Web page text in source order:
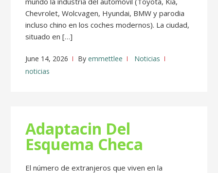
Chevrolet, Wolcvagen, Hyundai, BMW y parodia
incluso chino en los coches modernos). La ciudad,
situado en […]
June 14, 2026 Byemmettlee
Noticias
noticias
Adaptacin Del
Esquema Checa
El número de extranjeros que viven en la